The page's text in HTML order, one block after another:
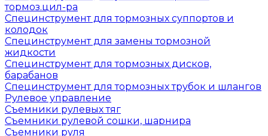
тормоз.цил-ра
Специнструмент для тормозных суппортов и
колодок
Специнструмент для замены тормозной
жидкости
Специнструмент для тормозных дисков,
барабанов
Специнструмент для тормозных трубок и шлангов
Рулевое управление
Съемники рулевых тяг
Съемники рулевой сошки, шарнира
Съемники руля